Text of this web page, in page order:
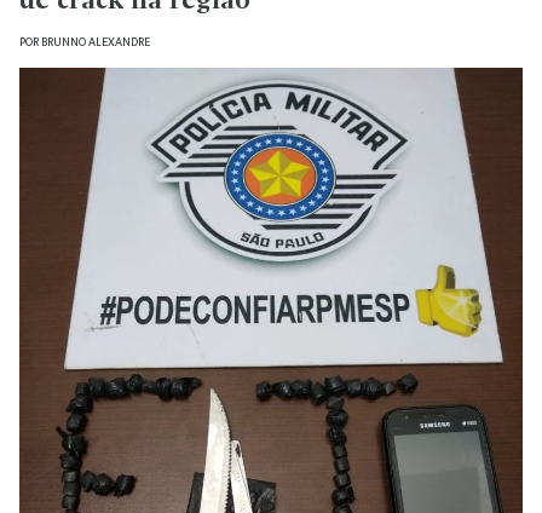
POR BRUNNO ALEXANDRE